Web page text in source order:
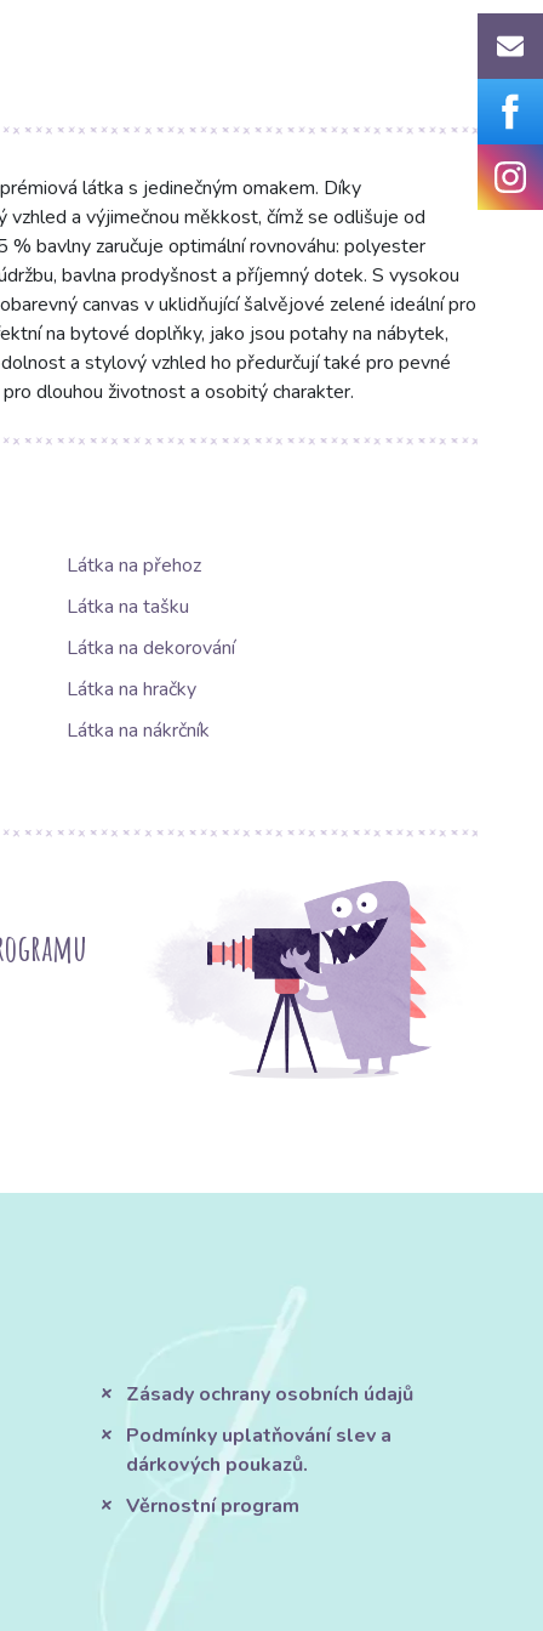
látka s jedinečným omakem. Díky
a výjimečnou měkkost, čímž se odlišuje od
bavlny zaručuje optimální rovnováhu: polyester
bavlna prodyšnost a příjemný dotek. S vysokou
canvas v uklidňující šalvějové zelené ideální pro
na bytové doplňky, jako jsou potahy na nábytek,
a stylový vzhled ho předurčují také pro pevné
dlouhou životnost a osobitý charakter.
Látka na přehoz
Látka na tašku
Látka na dekorování
Látka na hračky
Látka na nákrčník
Zásady ochrany osobních údajů
Podmínky uplatňování slev a
dárkových poukazů.
Věrnostní program